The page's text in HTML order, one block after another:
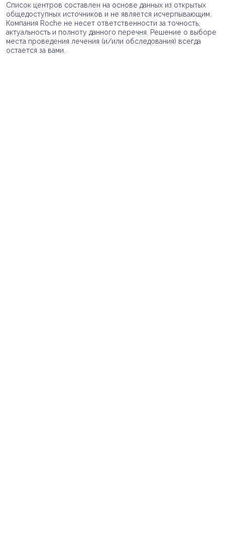
Список центров составлен на основе данных из открытых
общедоступных источников и не является исчерпывающим.
Компания Roche не несет ответственности за точность,
актуальность и полноту данного перечня. Решение о выборе
места проведения лечения (и/или обследования) всегда
остается за вами.